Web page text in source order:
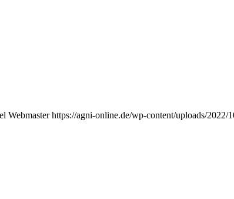
Webmaster https://agni-online.de/wp-content/uploads/